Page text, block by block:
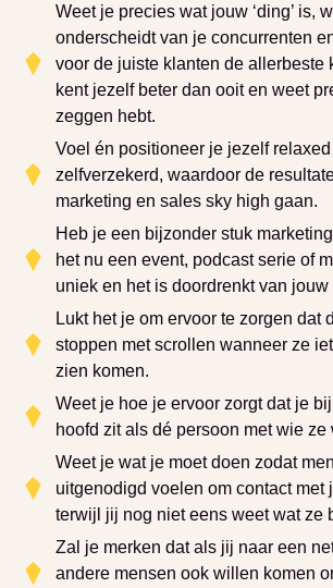
Weet je precies wat jouw ‘ding’ is,
onderscheidt van je concurrenten
voor de juiste klanten de allerbeste
kent jezelf beter dan ooit en weet
zeggen hebt.
Voel én positioneer je jezelf relaxed
zelfverzekerd, waardoor de
marketing en sales sky high gaan.
Heb je een bijzonder stuk
het nu een event, podcast serie of
uniek en het is doordrenkt van jouw
Lukt het je om ervoor te zorgen dat
stoppen met scrollen wanneer ze
zien komen.
Weet je hoe je ervoor zorgt dat je
hoofd zit als dé persoon met wie
Weet je wat je moet doen zodat
uitgenodigd voelen om contact met
terwijl jij nog niet eens weet wat ze
Zal je merken dat als jij naar een
andere mensen ook willen komen